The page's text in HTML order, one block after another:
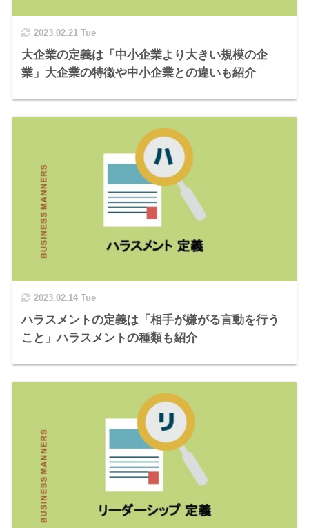
2023.02.21 Tue
大企業の定義は「中小企業より大きい規模の企
業」大企業の特徴や中小企業との違いも紹介
2023.02.14 Tue
ハラスメントの定義は「相手が嫌がる言動を行う
こと」ハラスメントの種類も紹介